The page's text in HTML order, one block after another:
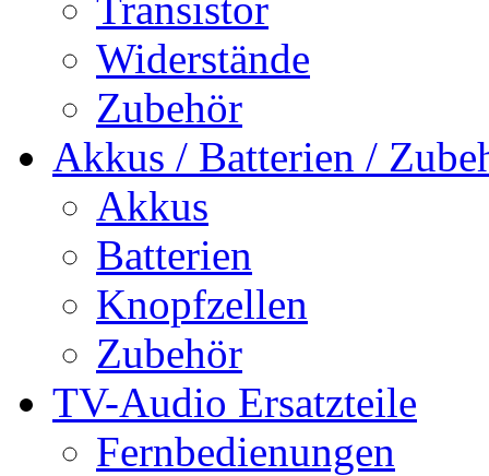
Widerstände
Zubehör
Akkus / Batterien /
Akkus
Batterien
Knopfzellen
Zubehör
TV-Audio Ersatzteile
Fernbedienungen